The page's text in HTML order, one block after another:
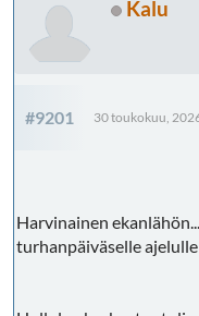
Kalu
#9201 30 toukokuu,
Harvinainen
turhanpäiväselle